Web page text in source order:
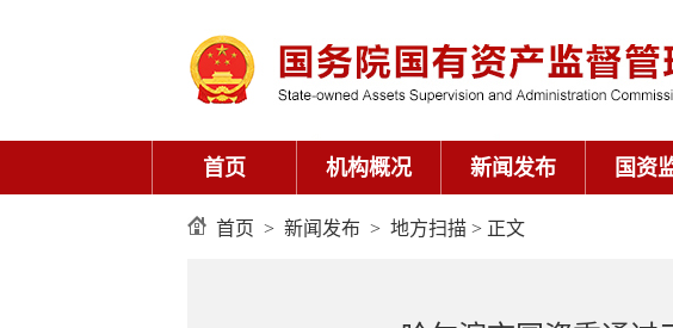
首页 机构概况 新闻发布 国资
首页 > 新闻发布 > 地方扫描 > 正文